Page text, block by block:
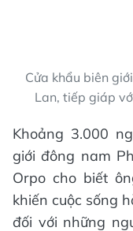
Cửa khẩu biên
Lan, tiếp giáp
Khoảng 3.000
giới đông nam
Orpo cho biết
khiến cuộc sống
đối với những